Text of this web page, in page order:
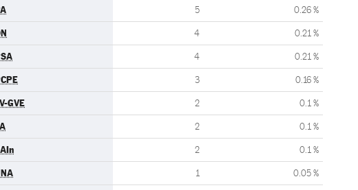
5 0.26 %
4 0.21 %
4 0.21 %
3 0.16 %
GVE 2 0.1 %
2 0.1 %
2 0.1 %
1 0.05 %